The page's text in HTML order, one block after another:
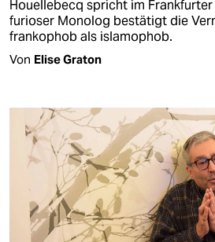
Houellebecq spricht im Frankfurter
furioser Monolog bestätigt die
frankophob als islamophob.
Von Elise Graton